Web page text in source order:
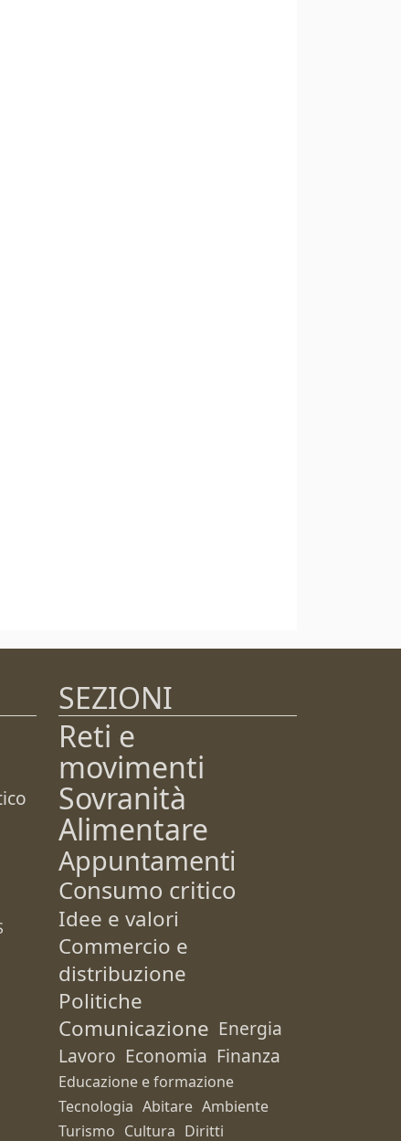
SEZIONI
Reti e
movimenti
Sovranità
Alimentare
Appuntamenti
Consumo critico
Idee e valori
Commercio e
distribuzione
Politiche
Comunicazione Energia
Lavoro Economia Finanza
Educazione e formazione
Tecnologia Abitare Ambiente
Turismo Cultura Diritti